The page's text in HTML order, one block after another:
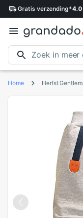
Gratis verzending*4.0
Home